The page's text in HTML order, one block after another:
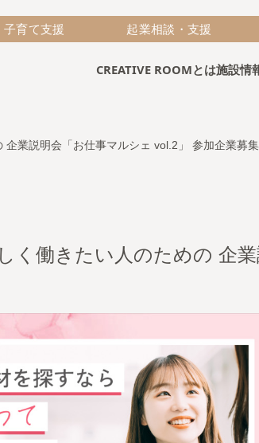
子育て支援 起業相談・支援
CREATIVE ROOMとは施設情
企業説明会「お仕事マルシェ vol.2」 参加企業募
く働きたい人のための 企